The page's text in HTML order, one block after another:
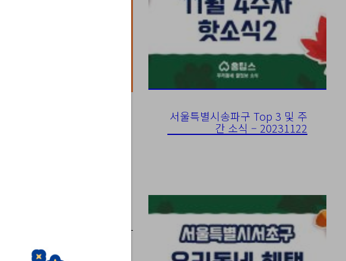
서울특별시송파구 Top 3 및 주
간 소식 – 20231122